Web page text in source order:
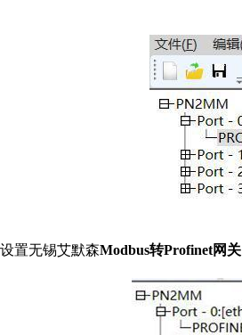
设置无锡艾默森Modbus转Profinet网关